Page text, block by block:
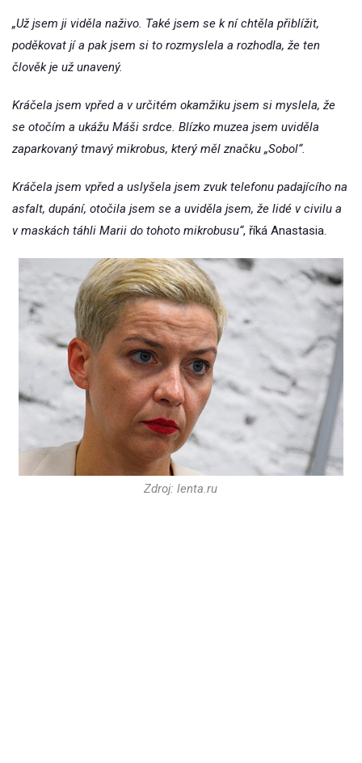
„Už jsem ji viděla naživo. Také jsem se k ní chtěla přiblížit,
poděkovat jí a pak jsem si to rozmyslela a rozhodla, že ten
člověk je už unavený.
Kráčela jsem vpřed a v určitém okamžiku jsem si myslela, že
se otočím a ukážu Máši srdce. Blízko muzea jsem uviděla
zaparkovaný tmavý mikrobus, který měl značku „Sobol“.
Kráčela jsem vpřed a uslyšela jsem zvuk telefonu padajícího na
asfalt, dupání, otočila jsem se a uviděla jsem, že lidé v civilu a
v maskách táhli Marii do tohoto mikrobusu“, říká Anastasia.
Zdroj: lenta.ru